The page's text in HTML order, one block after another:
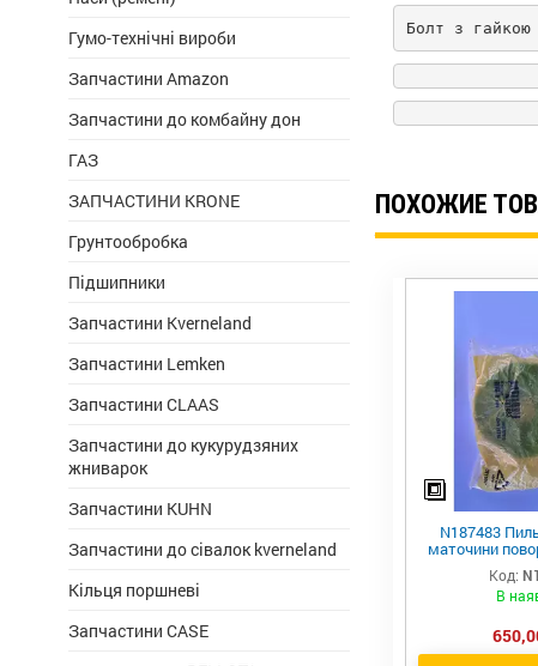
Болт з гайкою
ПОХОЖИЕ
N187483
маточини
Код:
В
Гумо-технічні вироби
Запчастини Amazon
Запчастини до комбайну дон
ГАЗ
ЗАПЧАСТИНИ KRONE
Грунтообробка
Підшипники
Запчастини Kverneland
Запчастини Lemken
Запчастини CLAAS
Запчастини до кукурудзяних
жниварок
Запчастини KUHN
Запчастини до сівалок kverneland
Кільця поршневі
Запчастини CASE